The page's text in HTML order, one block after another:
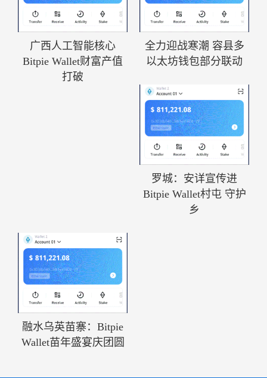
广西人工智能核心
Bitpie Wallet财富产值
打破
全力迎战寒潮 容县多
以太坊钱包部分联动
罗城：安详宣传进
Bitpie Wallet村屯 守护
乡
融水乌英苗寨：Bitpie
Wallet苗年盛宴庆团圆